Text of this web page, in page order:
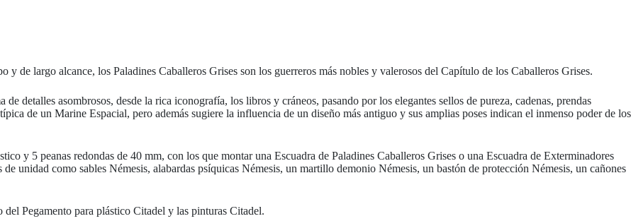
y de largo alcance, los Paladines Caballeros Grises son los guerreros más nobles y valerosos del Capítulo de los Caballeros Grises.
detalles asombrosos, desde la rica iconografía, los libros y cráneos, pasando por los elegantes sellos de pureza, cadenas, prendas
de un Marine Espacial, pero además sugiere la influencia de un diseño más antiguo y sus amplias poses indican el inmenso poder de los
y 5 peanas redondas de 40 mm, con los que montar una Escuadra de Paladines Caballeros Grises o una Escuadra de Exterminadores
unidad como sables Némesis, alabardas psíquicas Némesis, un martillo demonio Némesis, un bastón de protección Némesis, un cañones
Pegamento para plástico Citadel y las pinturas Citadel.